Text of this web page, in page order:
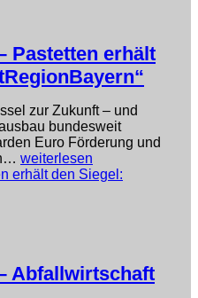
Pastetten erhält
zur Zukunft – und
bundesweit
Euro Förderung und
weiterlesen
erhält den Siegel:
Abfallwirtschaft